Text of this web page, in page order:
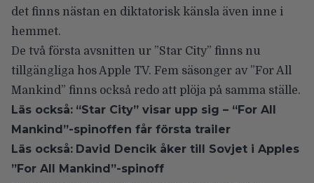
det finns nästan en diktatorisk känsla även inne i
hemmet.
De två första avsnitten ur ”Star City” finns nu
tillgängliga hos Apple TV. Fem säsonger av ”For All
Mankind” finns också redo att plöja på samma ställe.
Läs också: “Star City” visar upp sig – “For All
Mankind”-spinoffen får första trailer
Läs också: David Dencik åker till Sovjet i Apples
”For All Mankind”-spinoff